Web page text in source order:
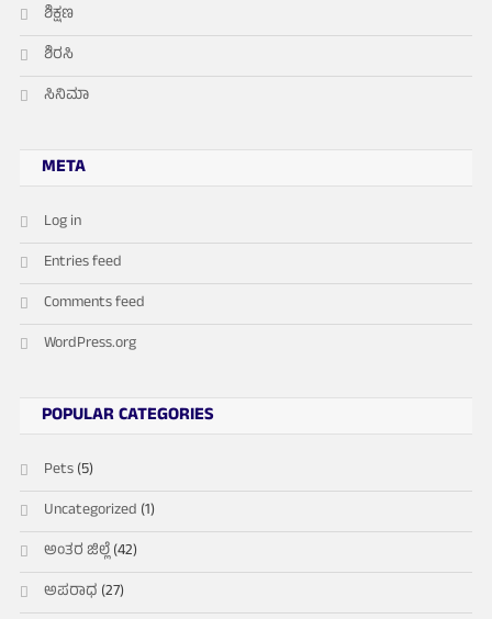
ಶಿಕ್ಷಣ
ಶಿರಸಿ
ಸಿನಿಮಾ
META
Log in
Entries feed
Comments feed
WordPress.org
POPULAR CATEGORIES
Pets(5)
Uncategorized (1)
ಅಂತರ ಜಿಲ್ಲೆ(42)
ಅಪರಾಧ (27)